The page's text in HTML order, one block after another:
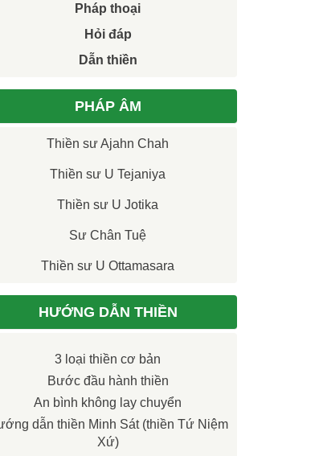
Pháp thoại
Hỏi đáp
Dẫn thiền
PHÁP ÂM
Thiền sư Ajahn Chah
Thiền sư U Tejaniya
Thiền sư U Jotika
Sư Chân Tuệ
Thiền sư U Ottamasara
HƯỚNG DẪN THIỀN
3 loại thiền cơ bản
Bước đầu hành thiền
An bình không lay chuyển
dẫn thiền Minh Sát (thiền Tứ Niệm
Xứ)